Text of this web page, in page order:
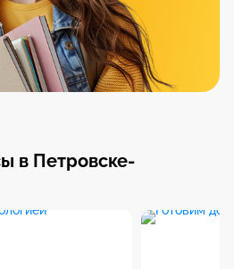
в Петровске-